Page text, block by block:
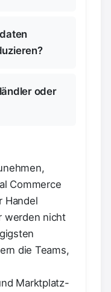
oder
Commerce
Handel
werden nicht
die Teams,
Marktplatz-